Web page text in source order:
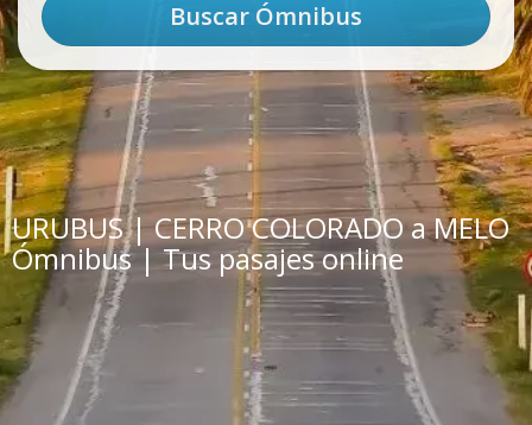
URUBUS | CERRO COLORADO a MELO
Ómnibus | Tus pasajes online